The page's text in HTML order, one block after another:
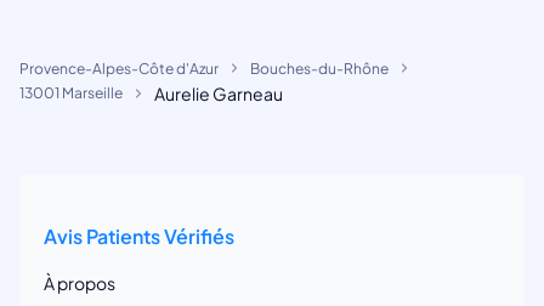
Provence-Alpes-Côte d'Azur
Bouches-du-Rhône
13001 Marseille
Aurelie Garneau
Avis Patients Vérifiés
À propos